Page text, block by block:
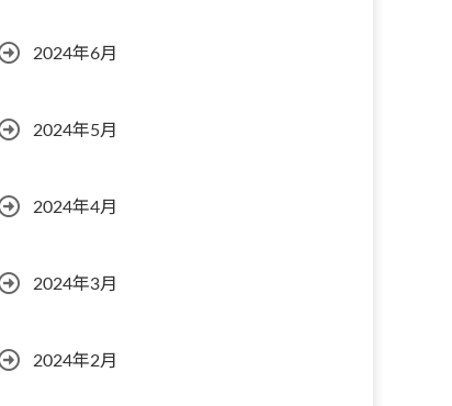
2024年6月
2024年5月
2024年4月
2024年3月
2024年2月